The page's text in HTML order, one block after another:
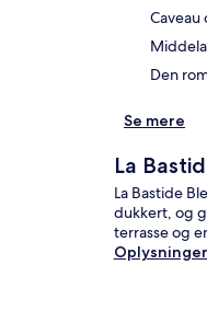
Caveau
Den
Se mere
La
La Bastide
dukkert, og
terrasse og